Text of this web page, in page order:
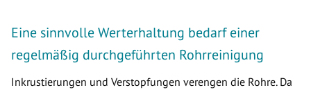
Eine sinnvolle Werterhaltung bedarf einer
regelmäßig durchgeführten Rohrreinigung
Inkrustierungen und Verstopfungen verengen die Rohre. Da